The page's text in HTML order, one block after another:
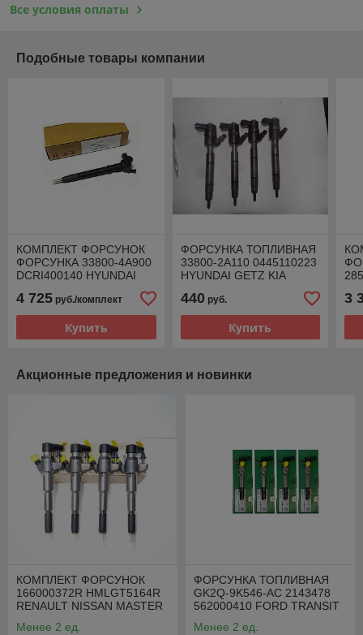
Все условия оплаты
Подобные товары компании
КОМПЛЕКТ ФОРСУНОК
ФОРСУНКА 33800-4A900
DCRI400140 HYUNDAI
4 725 руб./комплект
Купить
ФОРСУНКА ТОПЛИВНАЯ
33800-2A110 0445110223
HYUNDAI GETZ KIA
440руб.
Купить
3
Акционные предложения и новинки
КОМПЛЕКТ ФОРСУНОК
166000372R HMLGT5164R
RENAULT NISSAN MASTER
Менее 2 ед.
ФОРСУНКА ТОПЛИВНАЯ
GK2Q-9K546-AC 2143478
562000410 FORD TRANSIT
Менее 2 ед.